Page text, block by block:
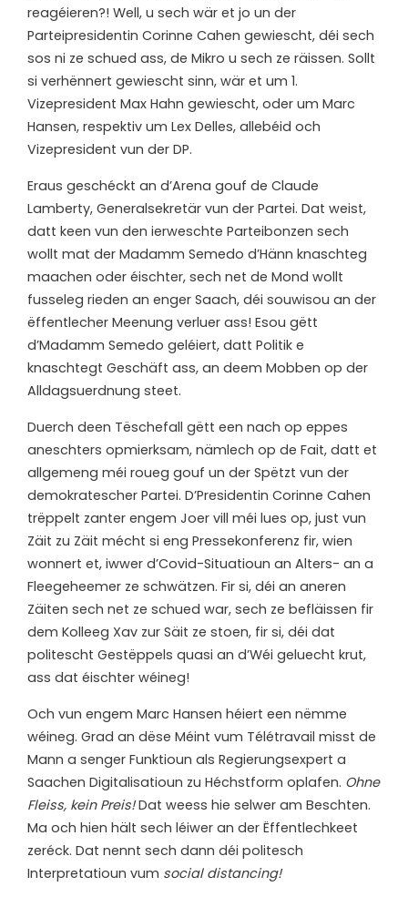
reagéieren?! Well, u sech wär et jo un der
Parteipresidentin Corinne Cahen gewiescht, déi sech
sos ni ze schued ass, de Mikro u sech ze räissen. Sollt
si verhënnert gewiescht sinn, wär et um 1.
Vizepresident Max Hahn gewiescht, oder um Marc
Hansen, respektiv um Lex Delles, allebéid och
Vizepresident vun der DP.
Eraus geschéckt an d’Arena gouf de Claude
Lamberty, Generalsekretär vun der Partei. Dat weist,
datt keen vun den ierweschte Parteibonzen sech
wollt mat der Madamm Semedo d’Hänn knaschteg
maachen oder éischter, sech net de Mond wollt
fusseleg rieden an enger Saach, déi souwisou an der
ëffentlecher Meenung verluer ass! Esou gëtt
d’Madamm Semedo geléiert, datt Politik e
knaschtegt Geschäft ass, an deem Mobben op der
Alldagsuerdnung steet.
Duerch deen Tëschefall gëtt een nach op eppes
aneschters opmierksam, nämlech op de Fait, datt et
allgemeng méi roueg gouf un der Spëtzt vun der
demokratescher Partei. D’Presidentin Corinne Cahen
trëppelt zanter engem Joer vill méi lues op, just vun
Zäit zu Zäit mécht si eng Pressekonferenz fir, wien
wonnert et, iwwer d’Covid-Situatioun an Alters- an a
Fleegeheemer ze schwätzen. Fir si, déi an aneren
Zäiten sech net ze schued war, sech ze befläissen fir
dem Kolleeg Xav zur Säit ze stoen, fir si, déi dat
politescht Gestëppels quasi an d’Wéi geluecht krut,
ass dat éischter wéineg!
Och vun engem Marc Hansen héiert een nëmme
wéineg. Grad an dëse Méint vum Télétravail misst de
Mann a senger Funktioun als Regierungsexpert a
Saachen Digitalisatioun zu Héchstform oplafen. Ohne
Fleiss, kein Preis!Dat weess hie selwer am Beschten.
Ma och hien hält sech léiwer an der Ëffentlechkeet
zeréck. Dat nennt sech dann déi politesch
Interpretatioun vum social distancing!